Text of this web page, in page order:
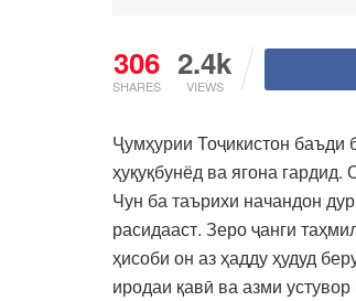
306
SHARES
2.4k
VIEWS
Ҷумҳурии Тоҷикистон баъди
ҳуқуқбунёд ва ягона
Чун ба таърихи начандон
расидааст. Зеро ҷанги
ҳисоби он аз ҳадду ҳудуд
иродаи қавӣ ва азми